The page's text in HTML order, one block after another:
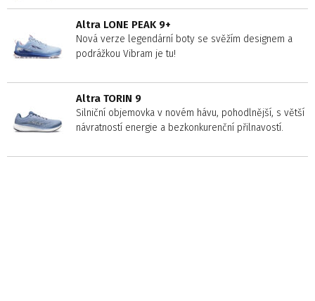
Altra LONE PEAK 9+
Nová verze legendární boty se svěžím designem a
podrážkou Vibram je tu!
Altra TORIN 9
Silniční objemovka v novém hávu, pohodlnější, s větší
návratností energie a bezkonkurenční přilnavostí.